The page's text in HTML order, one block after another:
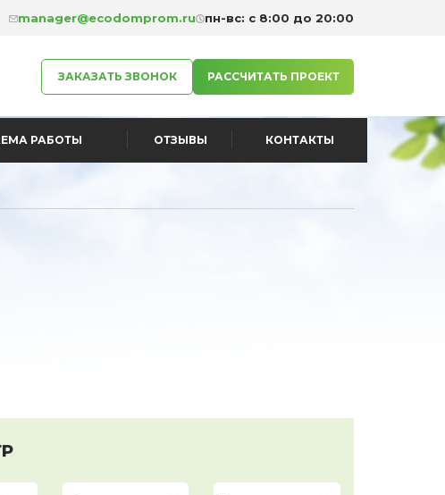
manager@ecodomprom.ru пн-вс: с 8:00 до 20:00
ЗАКАЗАТЬ ЗВОНОК РАССЧИТАТЬ ПРОЕКТ
РАБОТЫ ОТЗЫВЫ КОНТАКТЫ